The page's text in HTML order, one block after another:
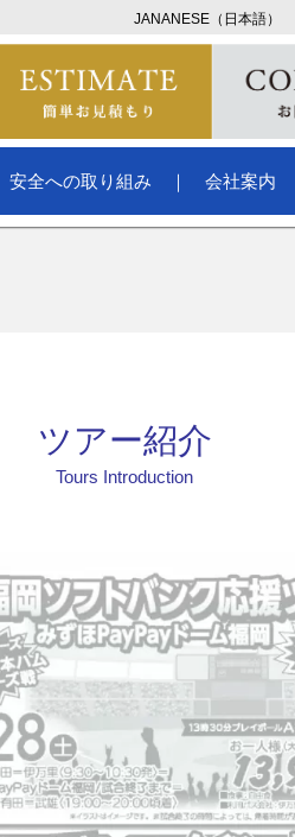
JANANESE（日本語）
安全への取り組み ｜ 会社案内
ツアー紹介
Tours Introduction